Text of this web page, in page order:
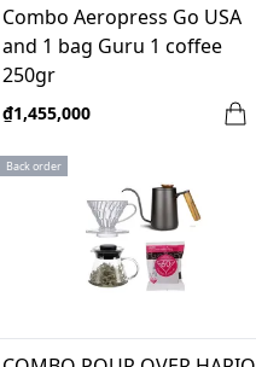
Combo Aeropress Go USA
and 1 bag Guru 1 coffee
250gr
₫1,455,000
Back order